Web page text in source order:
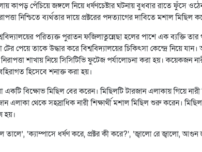
কাপড় পেঁচিয়ে জঙ্গলে নিয়ে ধর্ষণচেষ্টার ঘটনায় বুধবার রাতে ফুঁসে
নিশ্চিতে ব্যর্থতার দায়ে প্রক্টরের পদত্যাগের দাবিতে মশাল মিছিল
পরিত্যক্ত পুরাতন ফজিলাতুন্নেছা হলের পাশে এক ব্যক্তি
টের পেয়ে তাকে উদ্ধার করে বিশ্ববিদ্যালয়ের চিকিৎসা কেন্দ্রে নিয়ে
শাখায় নিয়ে সিসিটিভি ফুটেজ পর্যালোচনা করা হয়। কয়েকজন নারী
হিসেবে শনাক্ত করা হয়।
বিক্ষোভ মিছিল বের করেন। মিছিলটি টারজান এলাকায় গিয়ে নারী
এলাকা থেকে সহস্রাধিক নারী শিক্ষার্থী মশাল মিছিল শুরু করেন।
হয়।
তালে’, ‘ক্যাম্পাসে ধর্ষণ করে, প্রক্টর কী করে?’, ‘জ্বালো রে জ্বালো, আগুন